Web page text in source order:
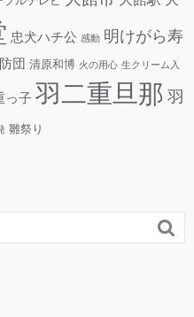
忠犬ハチ公 感動 明けがら寿
団 清原和博 火の用心 生クリーム入
っ子 羽二重旦那 羽
雛祭り
